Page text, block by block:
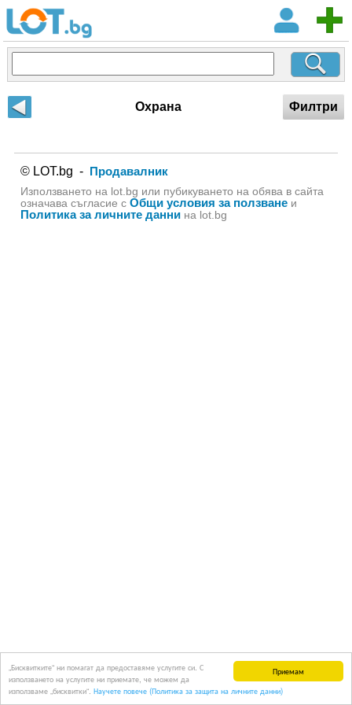
Приемам
„Бисквитките“ ни помагат да предоставяме услугите си. С
използването на услугите ни приемате, че можем да
използваме „бисквитки“. Научете повече (Политика за защита на личните данни)
Охрана Филтри
© LOT.bg - Продавалник
Използването на lot.bg или пубикуването на обява в сайта
означава съгласие с Общи условия за ползванеи
Политика за личните даннина lot.bg